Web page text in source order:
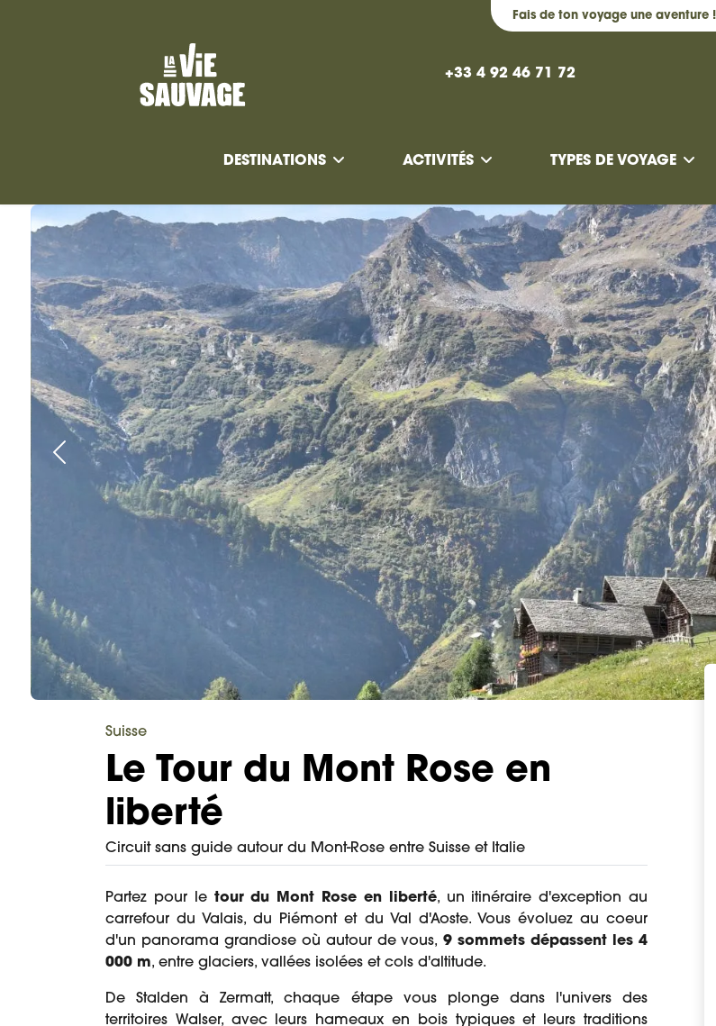
Fais de ton voyage une aventure !
DESTINATIONS ACTIVITÉS TYPES DE VOYAGE
+33 4 92 46 71 72
Suisse
Le Tour du Mont Rose en
liberté
Circuit sans guide autour du Mont-Rose entre Suisse et Italie
Partez pour le tour du Mont Rose en liberté, un itinéraire d'exception au
carrefour du Valais, du Piémont et du Val d'Aoste. Vous évoluez au coeur
d'un panorama grandiose où autour de vous,9 sommets dépassent les 4
000 m, entre glaciers, vallées isolées et cols d'altitude.
De Stalden à Zermatt, chaque étape vous plonge dans l'univers des
territoires Walser, avec leurs hameaux en bois typiques et leurs traditions